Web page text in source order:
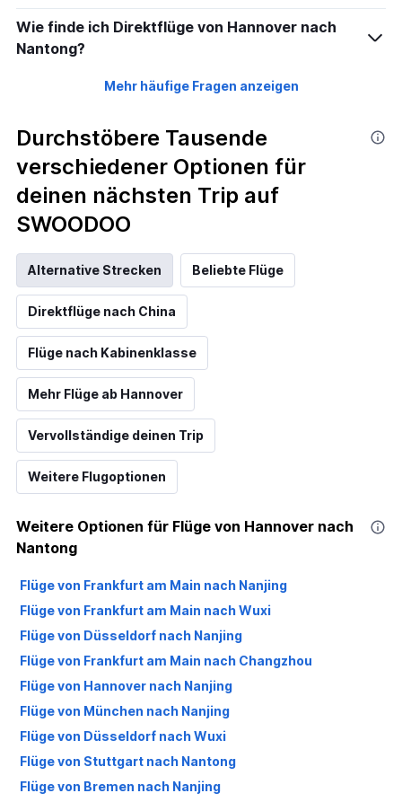
Wie finde ich Direktflüge von Hannover nach
Nantong?
Mehr häufige Fragen anzeigen
Durchstöbere Tausende
verschiedener Optionen für
deinen nächsten Trip auf
SWOODOO
Alternative Strecken Beliebte Flüge
Direktflüge nach China
Flüge nach Kabinenklasse
Mehr Flüge ab Hannover
Vervollständige deinen Trip
Weitere Flugoptionen
Weitere Optionen für Flüge von Hannover nach
Nantong
Flüge von Frankfurt am Main nach Nanjing
Flüge von Frankfurt am Main nach Wuxi
Flüge von Düsseldorf nach Nanjing
Flüge von Frankfurt am Main nach Changzhou
Flüge von Hannover nach Nanjing
Flüge von München nach Nanjing
Flüge von Düsseldorf nach Wuxi
Flüge von Stuttgart nach Nantong
Flüge von Bremen nach Nanjing